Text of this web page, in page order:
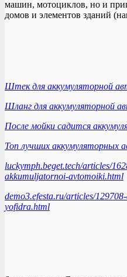
машин, мотоциклов, но и
домов и элементов зданий
Штек для аккумуляторной
Шланг для аккумуляторной
После мойки садится
Топ лучших аккумуляторных
luckymph.beget.tech/articles/
akkumuljatornoi-avtomoiki.html
demo3.efesta.ru/articles/
yofidra.html